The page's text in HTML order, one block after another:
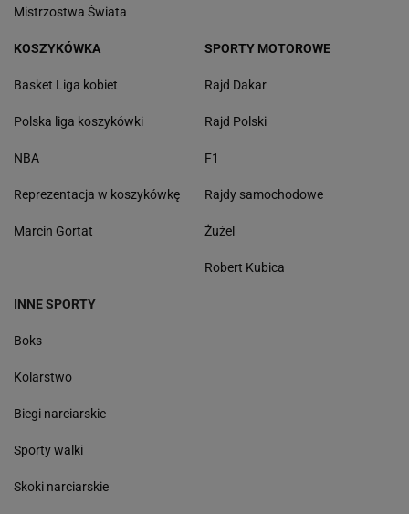
Mistrzostwa Świata
KOSZYKÓWKA
Basket Liga kobiet
Polska liga koszykówki
NBA
Reprezentacja w koszykówkę
Marcin Gortat
SPORTY MOTOROWE
Rajd Dakar
Rajd Polski
F1
Rajdy samochodowe
Żużel
Robert Kubica
INNE SPORTY
Boks
Kolarstwo
Biegi narciarskie
Sporty walki
Skoki narciarskie